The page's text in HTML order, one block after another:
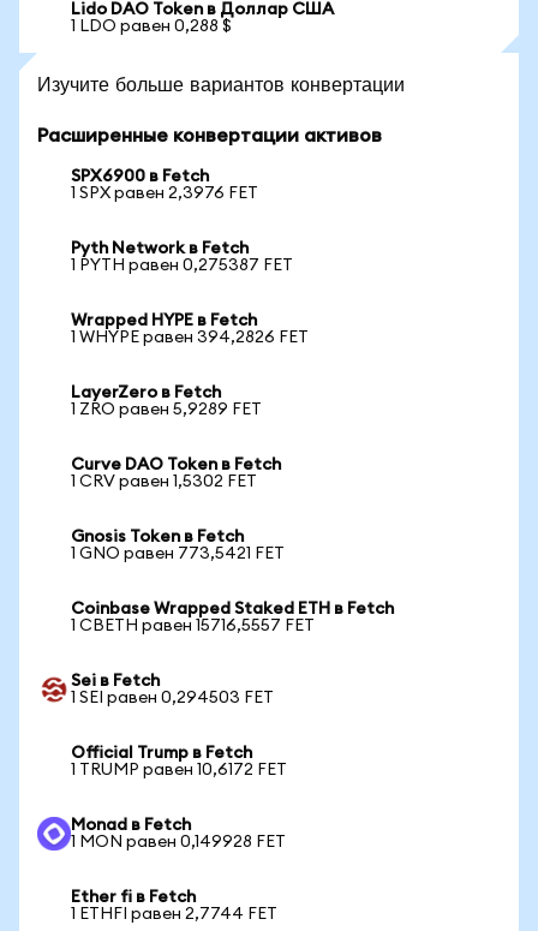
Lido DAO Token в Доллар США
1 LDO равен 0,288 $
Изучите больше вариантов конвертации
Расширенные конвертации активов
SPX6900 в Fetch
1 SPX равен 2,3976 FET
Pyth Network в Fetch
1 PYTH равен 0,275387 FET
Wrapped HYPE в Fetch
1 WHYPE равен 394,2826 FET
LayerZero в Fetch
1 ZRO равен 5,9289 FET
Curve DAO Token в Fetch
1 CRV равен 1,5302 FET
Gnosis Token в Fetch
1 GNO равен 773,5421 FET
Coinbase Wrapped Staked ETH в Fetch
1 CBETH равен 15716,5557 FET
Sei в Fetch
1 SEI равен 0,294503 FET
Official Trump в Fetch
1 TRUMP равен 10,6172 FET
Monad в Fetch
1 MON равен 0,149928 FET
Ether fi в Fetch
1 ETHFI равен 2,7744 FET